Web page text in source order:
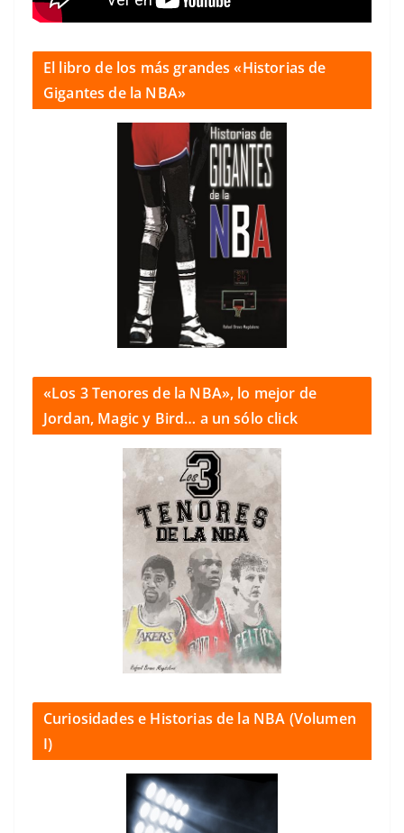
El libro de los más grandes «Historias de
Gigantes de la NBA»
«Los 3 Tenores de la NBA», lo mejor de
Jordan, Magic y Bird… a un sólo click
Curiosidades e Historias de la NBA (Volumen
I)